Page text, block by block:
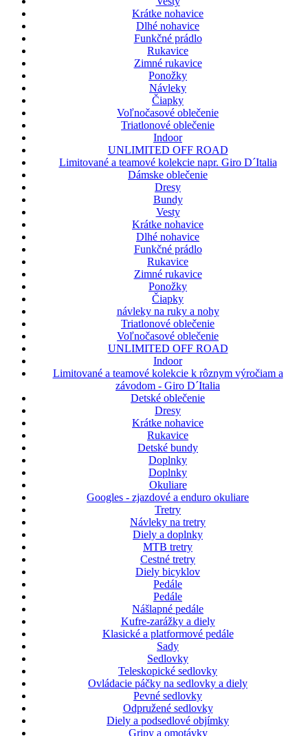
Krátke nohavice
Dlhé nohavice
Funkčné prádlo
Rukavice
Zimné rukavice
Ponožky
Návleky
Čiapky
Voľnočasové oblečenie
Triatlonové oblečenie
Indoor
UNLIMITED OFF ROAD
Limitované a teamové kolekcie napr. Giro D´Italia
Dámske oblečenie
Dresy
Bundy
Vesty
Krátke nohavice
Dlhé nohavice
Funkčné prádlo
Rukavice
Zimné rukavice
Ponožky
Čiapky
návleky na ruky a nohy
Triatlonové oblečenie
Voľnočasové oblečenie
UNLIMITED OFF ROAD
Indoor
Limitované a teamové kolekcie k rôznym výročiam a
závodom - Giro D´Italia
Detské oblečenie
Dresy
Krátke nohavice
Rukavice
Detské bundy
Doplnky
Doplnky
Okuliare
Googles - zjazdové a enduro okuliare
Tretry
Návleky na tretry
Diely a doplnky
MTB tretry
Cestné tretry
Diely bicyklov
Pedále
Pedále
Nášlapné pedále
Kufre-zarážky a diely
Klasické a platformové pedále
Sady
Sedlovky
Teleskopické sedlovky
Ovládacie páčky na sedlovky a diely
Pevné sedlovky
Odpružené sedlovky
Diely a podsedlové objímky
Gripy a omotávky